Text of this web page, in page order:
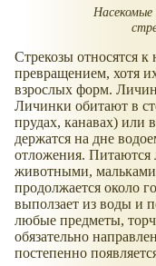
Стрекозы относятся
превращением, хотя
взрослых форм.
Личинки обитают в
прудах, канавах) или
держатся на дне
отложения.
животными, мальками
продолжается около
выползает из воды и
любые предметы,
обязательно
постепенно